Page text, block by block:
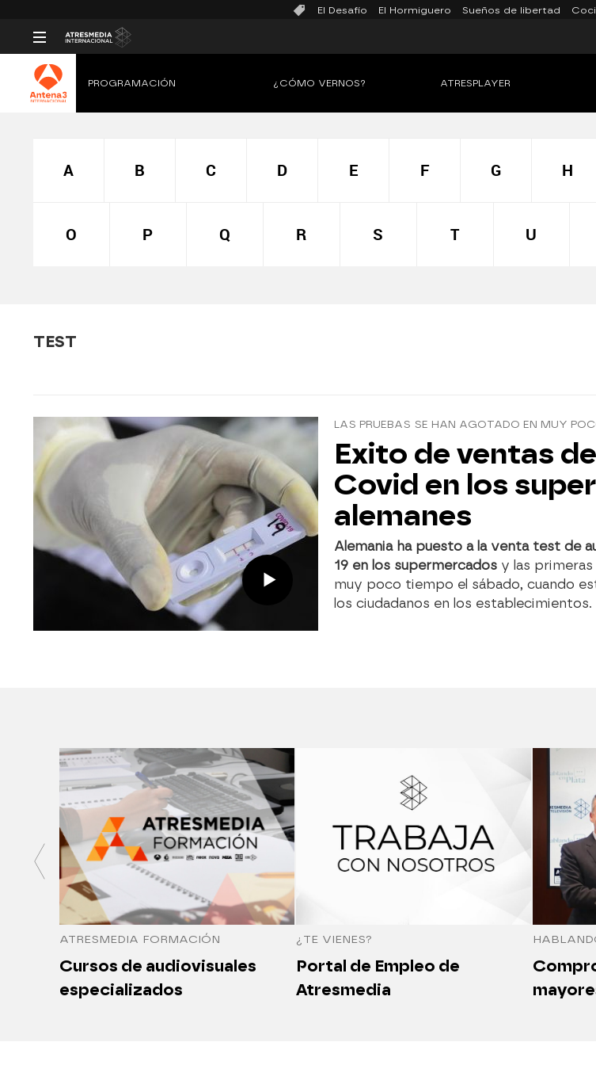
El Desafío El Hormiguero Sueños de libertad
PROGRAMACIÓN ¿CÓMO VERNOS? ATRESPLAYER
A B C D E F G H
O P Q R S T U
TEST
LAS PRUEBAS SE HAN AGOTADO EN MUY
Exito de ventas
Covid en los
alemanes
Alemania ha puesto a la venta test de
19 en los supermercados y las
muy poco tiempo el sábado, cuando
los ciudadanos en los establecimientos.
ATRESMEDIA FORMACIÓN
Cursos de audiovisuales
especializados
¿TE VIENES?
Portal de Empleo de
Atresmedia